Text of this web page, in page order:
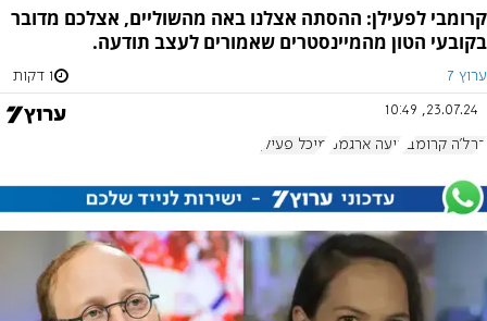
קרומבי לפעילן: ההסתה אצלנו באה מהשוליים, אצלכם מדובר
בקובעי הטון מהמיינסטרים שאמורים לעצב תודעה.
ערוץ 7 1 דקות
23.07.24, 10:49
ברל'ה קרומבי נועה ארגמני מיכל פעילן